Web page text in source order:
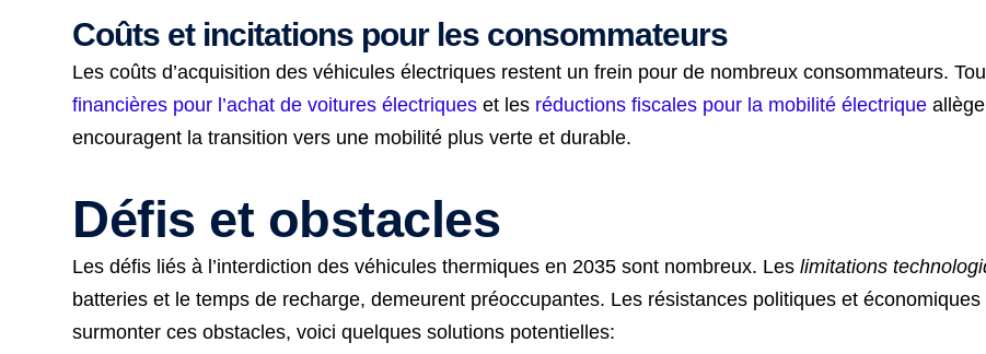
Coûts et incitations pour les consommateurs
Les coûts d’acquisition des véhicules électriques restent un frein pour de nombreux consommateurs.
financières pour l’achat de voitures électriques et les réductions fiscales pour la mobilité électrique
encouragent la transition vers une mobilité plus verte et durable.
Défis et obstacles
Les défis liés à l’interdiction des véhicules thermiques en 2035 sont nombreux. Leslimitations
batteries et le temps de recharge, demeurent préoccupantes. Les résistances politiques et
surmonter ces obstacles, voici quelques solutions potentielles: